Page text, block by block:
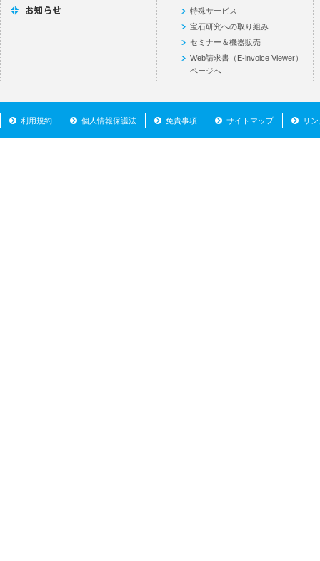
特殊サービス
宝石研究への取り組み
セミナー＆機器販売
Web請求書（E-invoice Viewer）
ページへ
利用規約 個人情報保護法 免責事項 サイトマップ リ